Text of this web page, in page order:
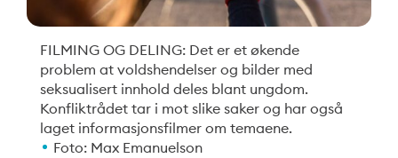
FILMING OG DELING: Det er et økende
problem at voldshendelser og bilder med
seksualisert innhold deles blant ungdom.
Konfliktrådet tar i mot slike saker og har også
laget informasjonsfilmer om temaene.
Foto: Max Emanuelson